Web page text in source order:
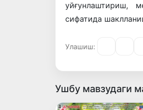
уйғунлаштириш,
сифатида
Улашиш:
Ушбу мавзудаги